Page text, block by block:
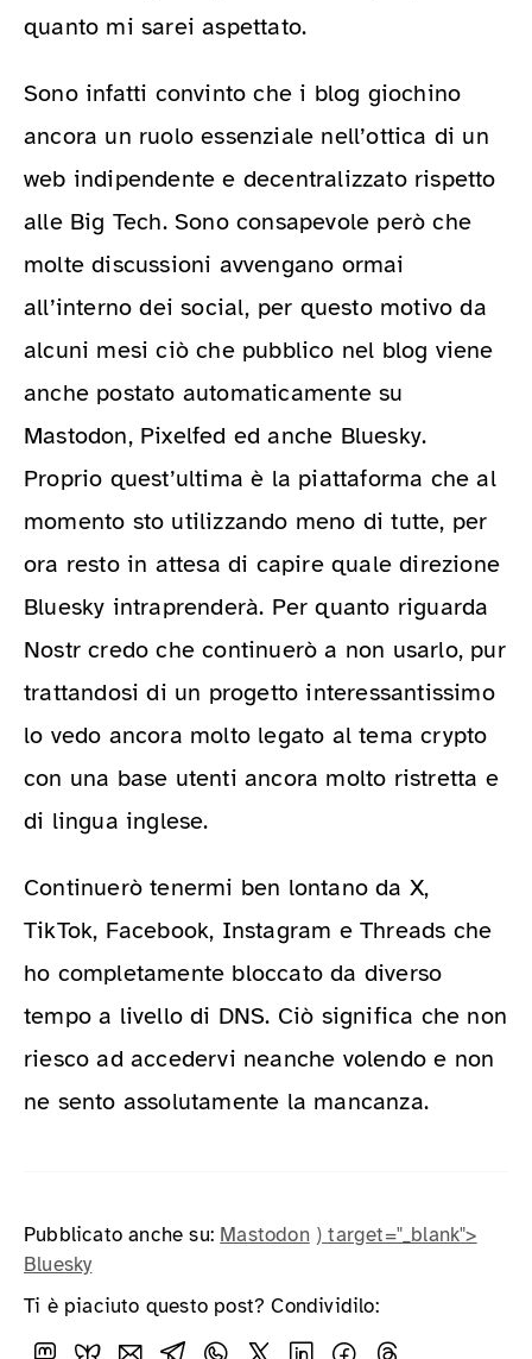
quanto mi sarei aspettato.
Sono infatti convinto che i blog giochino
ancora un ruolo essenziale nell’ottica di un
web indipendente e decentralizzato rispetto
alle Big Tech. Sono consapevole però che
molte discussioni avvengano ormai
all’interno dei social, per questo motivo da
alcuni mesi ciò che pubblico nel blog viene
anche postato automaticamente su
Mastodon, Pixelfed ed anche Bluesky.
Proprio quest’ultima è la piattaforma che al
momento sto utilizzando meno di tutte, per
ora resto in attesa di capire quale direzione
Bluesky intraprenderà. Per quanto riguarda
Nostr credo che continuerò a non usarlo, pur
trattandosi di un progetto interessantissimo
lo vedo ancora molto legato al tema crypto
con una base utenti ancora molto ristretta e
di lingua inglese.
Continuerò tenermi ben lontano da X,
TikTok, Facebook, Instagram e Threads che
ho completamente bloccato da diverso
tempo a livello di DNS. Ciò significa che non
riesco ad accedervi neanche volendo e non
ne sento assolutamente la mancanza.
Pubblicato anche su: Mastodon ) target="_blank">
Bluesky
Ti è piaciuto questo post? Condividilo: